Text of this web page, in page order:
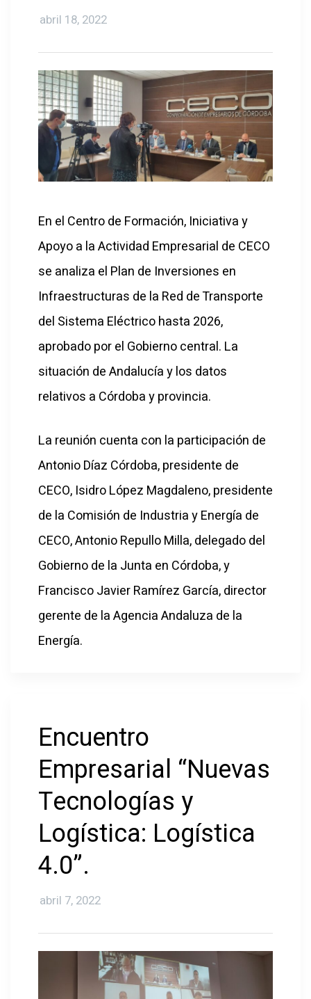
abril 18, 2022
En el Centro de Formación, Iniciativa y
Apoyo a la Actividad Empresarial de CECO
se analiza el Plan de Inversiones en
Infraestructuras de la Red de Transporte
del Sistema Eléctrico hasta 2026,
aprobado por el Gobierno central. La
situación de Andalucía y los datos
relativos a Córdoba y provincia.
La reunión cuenta con la participación de
Antonio Díaz Córdoba, presidente de
CECO, Isidro López Magdaleno, presidente
de la Comisión de Industria y Energía de
CECO, Antonio Repullo Milla, delegado del
Gobierno de la Junta en Córdoba, y
Francisco Javier Ramírez García, director
gerente de la Agencia Andaluza de la
Energía.
Encuentro
Empresarial “Nuevas
Tecnologías y
Logística: Logística
4.0”.
abril 7, 2022